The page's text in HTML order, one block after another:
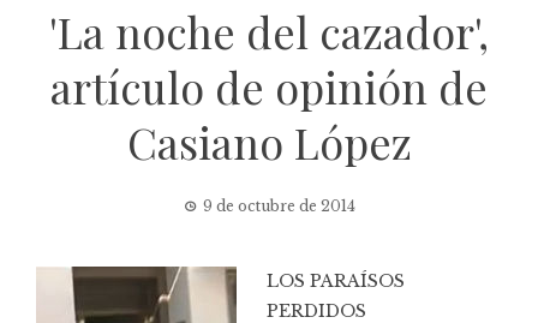
'La noche del cazador',
artículo de opinión de
Casiano López
9 de octubre de 2014
LOS PARAÍSOS
PERDIDOS